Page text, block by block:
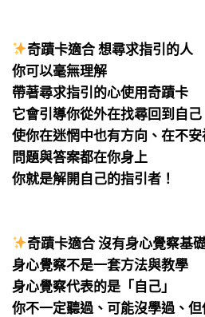
奇蹟卡適合 想尋求指引的人
你可以毫無理解
帶著尋求指引的心使用奇蹟卡
它會引導你從外在找尋回到自己
使你在迷惘中也有方向、在不
問題與答案都在你身上
你就是解開自己的指引者！
奇蹟卡適合 沒有身心覺察基
身心覺察不是一套方法與教學
身心覺察代表的是「自己」
你不一定聽過、可能沒學過、